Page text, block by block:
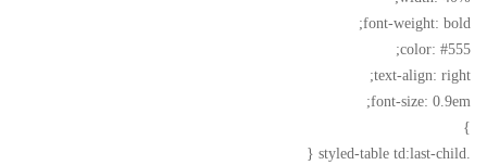
font-weight: bold;
color: #555;
text-align: right;
font-size: 0.9em;
}
.styled-table td:last-child {